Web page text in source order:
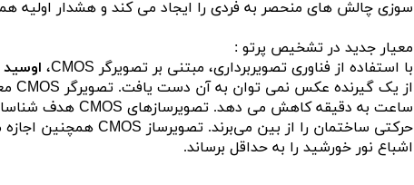
سوزی چالش های منحصر به فردی را ایجاد می کند و هشدار اولیه
معیار جدید در تشخیص پرتو :
با استفاده از فناوری تصویربرداری، مبتنی بر تصویرگر CMOS، اوسید
از یک گیرنده عکس نمی توان به آن دست یافت. تصویرگر CMOS
ساعت به دقیقه کاهش می دهد. تصویرسازهای CMOS
حرکتی ساختمان را از بین می‌برند. تصویرساز CMOSهمچنین اجازه
اشباع نور خورشید را به حداقل برساند.